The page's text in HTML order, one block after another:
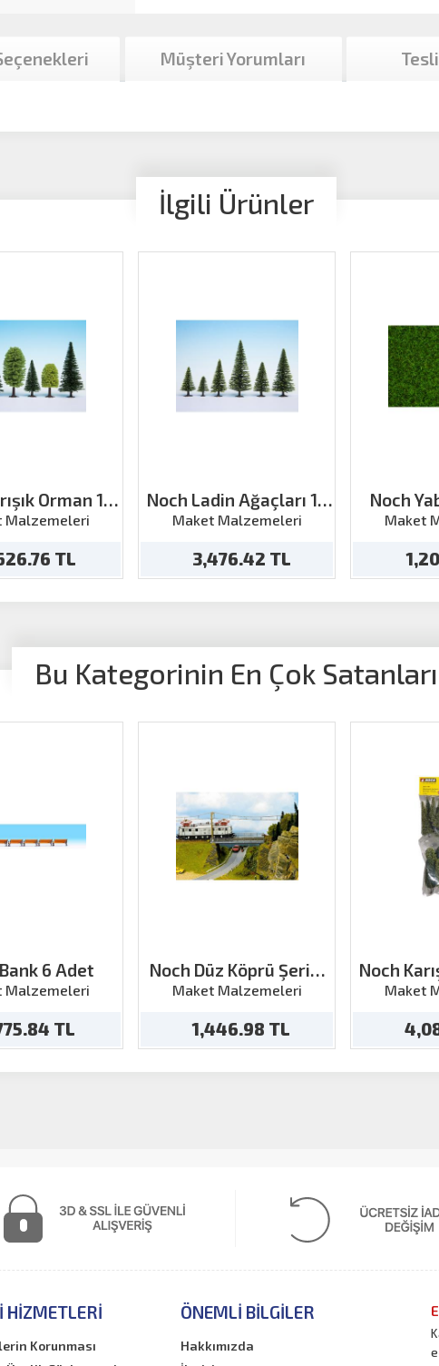
Müşteri Yorumları
İlgili Ürünler
Orman 10
H:5-14cm
Malzemeleri
TL
Noch Ladin Ağaçları 10
Parça H:16-19cm
Maket Malzemeleri
3,476.42 TL
Noch
Yeşil
Maket
Bu Kategorinin En Çok Satanları
6 Adet
Malzemeleri
TL
Noch Düz Köprü Şeridi
18cm
Maket Malzemeleri
1,446.98 TL
Noch
Parça
Maket
HIZMETLERI
Korunması
ÖNEMLI BILGILER
Hakkımızda